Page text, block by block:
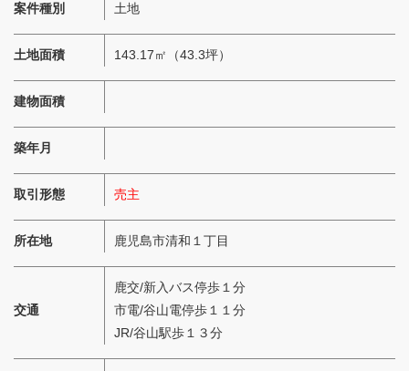
案件種別 土地
土地面積 143.17㎡（43.3坪）
建物面積
築年月
取引形態 売主
所在地 鹿児島市清和１丁目
交通
鹿交/新入バス停歩１分
市電/谷山電停歩１１分
JR/谷山駅歩１３分